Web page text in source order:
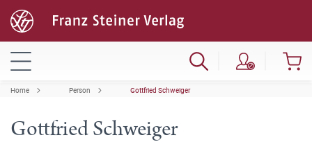
Home Person Gottfried Schweiger
Gottfried Schweiger